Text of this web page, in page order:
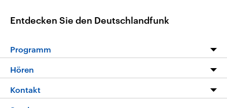
Entdecken Sie den Deutschlandfunk
Programm
Programm
Die Nachrichten
Hören
Livestream
Kontakt